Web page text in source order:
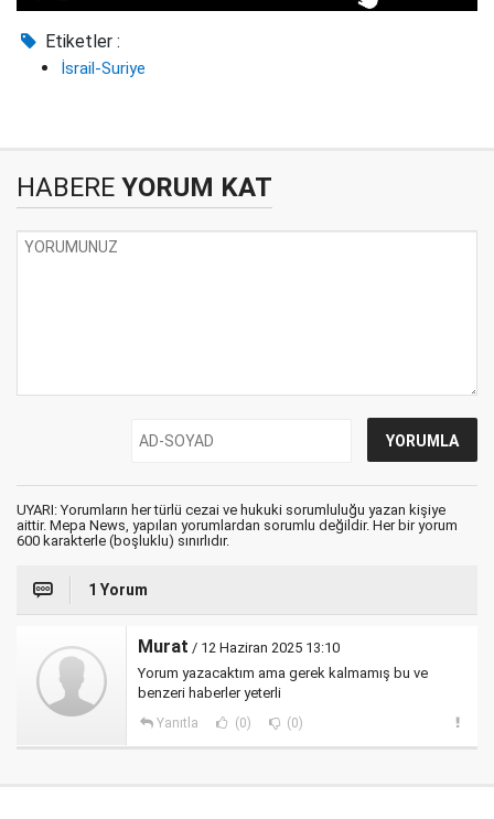
Etiketler :
İsrail-Suriye
HABERE YORUM KAT
UYARI: Yorumların her türlü cezai ve hukuki sorumluluğu yazan kişiye
aittir. Mepa News, yapılan yorumlardan sorumlu değildir. Her bir yorum
600 karakterle (boşluklu) sınırlıdır.
1 Yorum
Murat / 12 Haziran 2025 13:10
Yorum yazacaktım ama gerek kalmamış bu ve
benzeri haberler yeterli
Yanıtla (0) (0)